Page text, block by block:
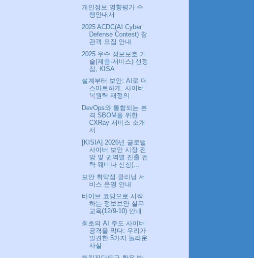
개인정보 영향평가 수
행안내서
2025 ACDC(AI Cyber
Defense Contest) 참
관객 모집 안내
2025 우수 정보보호 기
술(제품·서비스) 선정
집, KISA
설계부터 보안: AI로 더
스마트하게, 사이버
복원력 재정의
DevOps와 통합되는 본
격 SBOM을 위한
CXRay 서비스 소개
서
[KISIA] 2026년 글로벌
사이버 보안 시장 전
망 및 권역별 진출 전
략 웨비나 신청(...
보안 취약점 클리닝 서
비스 운영 안내
바이브 코딩으로 시작
하는 정보보안 실무
교육(12/9-10) 안내
최초의 AI 주도 사이버
공격을 막다: 우리가
발견한 5가지 놀라운
사실